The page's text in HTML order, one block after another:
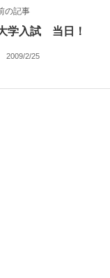
の記事
学入試 当日！
2009/2/25